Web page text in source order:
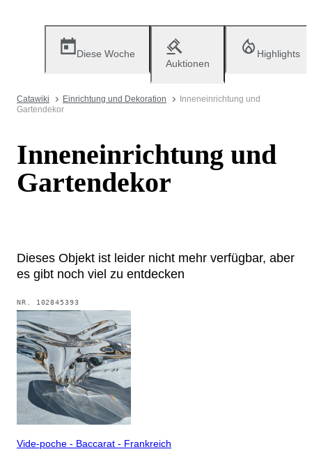
Diese Woche
Auktionen
Highlights
Catawiki Einrichtung und Dekoration
Inneneinrichtung und
Gartendekor
Inneneinrichtung und
Gartendekor
Dieses Objekt ist leider nicht mehr verfügbar, aber
es gibt noch viel zu entdecken
NR. 102845393
Vide-poche - Baccarat - Frankreich